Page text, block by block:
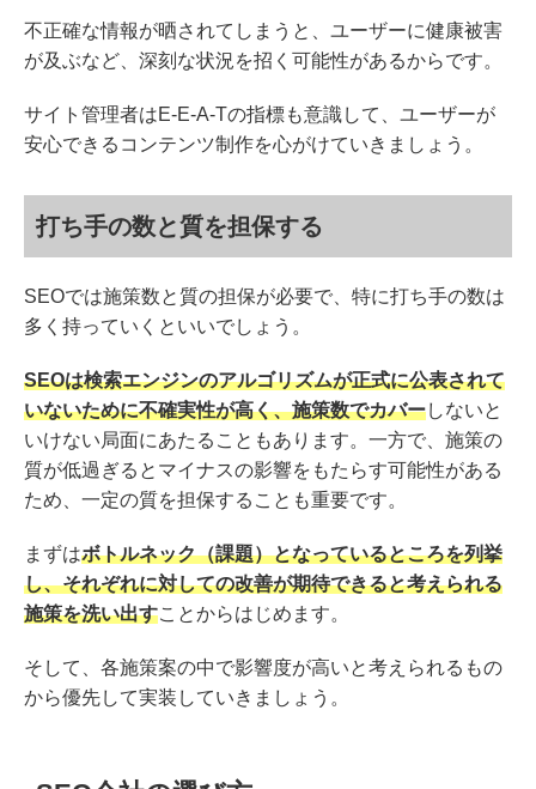
不正確な情報が晒されてしまうと、ユーザーに健康被害
が及ぶなど、深刻な状況を招く可能性があるからです。
サイト管理者はE-E-A-Tの指標も意識して、ユーザーが
安心できるコンテンツ制作を心がけていきましょう。
打ち手の数と質を担保する
SEOでは施策数と質の担保が必要で、特に打ち手の数は
多く持っていくといいでしょう。
SEOは検索エンジンのアルゴリズムが正式に公表されて
いないために不確実性が高く、施策数でカバーしないと
いけない局面にあたることもあります。一方で、施策の
質が低過ぎるとマイナスの影響をもたらす可能性がある
ため、一定の質を担保することも重要です。
まずはボトルネック（課題）となっているところを列挙
し、それぞれに対しての改善が期待できると考えられる
施策を洗い出すことからはじめます。
そして、各施策案の中で影響度が高いと考えられるもの
から優先して実装していきましょう。